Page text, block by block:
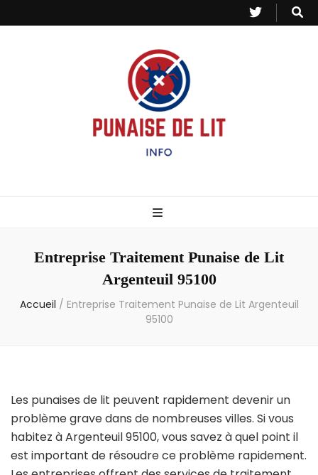
– Info
Entreprise Traitement Punaise de Lit
Argenteuil 95100
Accueil / Entreprise Traitement Punaise de Lit Argenteuil
95100
Les punaises de lit peuvent rapidement devenir un
problème grave dans de nombreuses villes. Si vous
habitez à Argenteuil 95100, vous savez à quel point il
est important de résoudre ce problème rapidement.